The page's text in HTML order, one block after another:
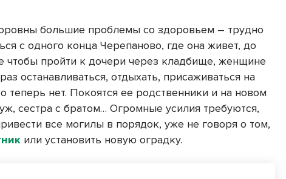
большие проблемы со здоровьем – трудно
с одного конца Черепаново, где она живет, до
чтобы пройти к дочери через кладбище, женщине
останавливаться, отдыхать, присаживаться на
теперь нет. Покоятся ее родственники и на новом
сестра с братом… Огромные усилия требуются,
все могилы в порядок, уже не говоря о том,
или установить новую оградку.